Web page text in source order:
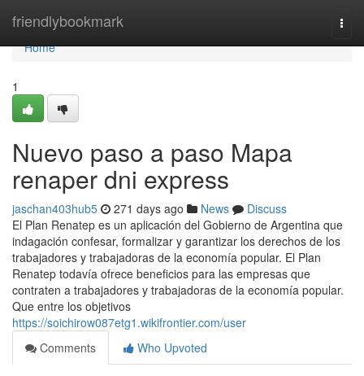
friendlybookmark
Home
Home
1
Nuevo paso a paso Mapa
renaper dni express
jaschan403hub5 271 days ago News
Discuss
El Plan Renatep es un aplicación del Gobierno de Argentina que
indagación confesar, formalizar y garantizar los derechos de los
trabajadores y trabajadoras de la economía popular. El Plan
Renatep todavía ofrece beneficios para las empresas que
contraten a trabajadores y trabajadoras de la economía popular.
Que entre los objetivos
https://soichirow087etg1.wikifrontier.com/user
Comments
Who Upvoted